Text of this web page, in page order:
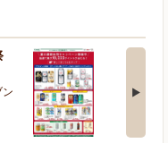
夏の酒
夏の酒類
開催中！